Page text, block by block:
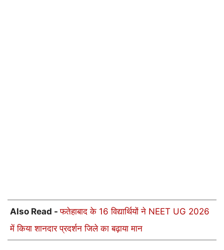
Also Read -फतेहाबाद के 16 विद्यार्थियों ने NEET UG 2026
में किया शानदार प्रदर्शन जिले का बढ़ाया मान